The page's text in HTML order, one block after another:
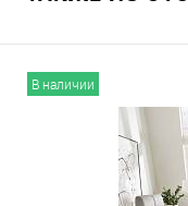
В наличии